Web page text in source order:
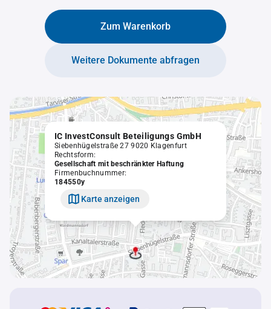
Zum Warenkorb
Weitere Dokumente abfragen
IC InvestConsult Beteiligungs GmbH
Siebenhügelstraße 27 9020 Klagenfurt
Rechtsform:
Gesellschaft mit beschränkter Haftung
Firmenbuchnummer:
184550y
Karte anzeigen